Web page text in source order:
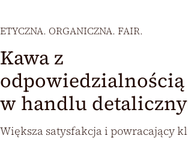
ETYCZNA. ORGANICZNA. FAIR.
Kawa z
odpowiedzialnością
w handlu
Większa satysfakcja i powracający